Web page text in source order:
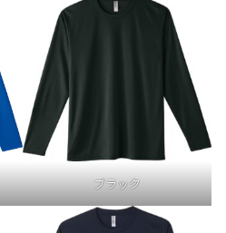
ブラック